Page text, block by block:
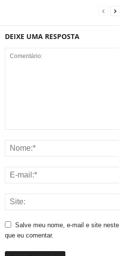
DEIXE UMA RESPOSTA
Salve meu nome, e-mail e site
que eu comentar.